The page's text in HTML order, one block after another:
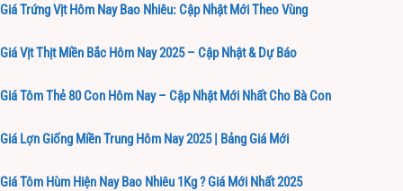
Giá Trứng Vịt Hôm Nay Bao Nhiêu: Cập Nhật Mới Theo Vùng
Giá Vịt Thịt Miền Bắc Hôm Nay 2025 – Cập Nhật & Dự Báo
Giá Tôm Thẻ 80 Con Hôm Nay – Cập Nhật Mới Nhất Cho Bà Con
Giá Lợn Giống Miền Trung Hôm Nay 2025 | Bảng Giá Mới
Giá Tôm Hùm Hiện Nay Bao Nhiêu 1Kg ? Giá Mới Nhất 2025